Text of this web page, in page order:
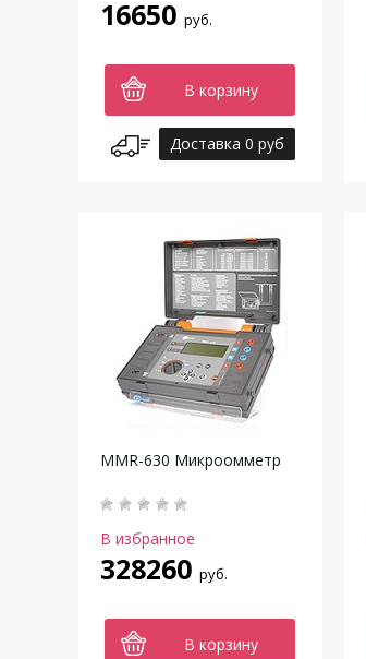
16650 руб.
В корзину
Доставка 0 руб
MMR-630 Микроомметр
В избранное
328260 руб.
В корзину